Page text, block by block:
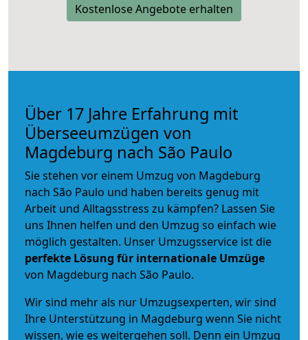
Kostenlose Angebote erhalten
Über 17 Jahre Erfahrung mit
Überseeumzügen von
Magdeburg nach São Paulo
Sie stehen vor einem Umzug von Magdeburg
nach São Paulo und haben bereits genug mit
Arbeit und Alltagsstress zu kämpfen? Lassen Sie
uns Ihnen helfen und den Umzug so einfach wie
möglich gestalten. Unser Umzugsservice ist die
perfekte Lösung für internationale Umzüge
von Magdeburg nach São Paulo.
Wir sind mehr als nur Umzugsexperten, wir sind
Ihre Unterstützung in Magdeburg wenn Sie nicht
wissen, wie es weitergehen soll. Denn ein Umzug